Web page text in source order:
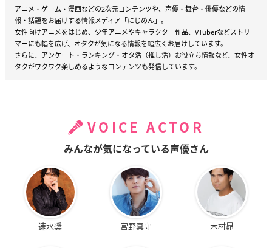
アニメ・ゲーム・漫画などの2次元コンテンツや、声優・舞台・俳優などの情
報・話題をお届けする情報メディア「にじめん」。
女性向けアニメをはじめ、少年アニメやキャラクター作品、VTuberなどストリー
マーにも幅を広げ、オタクが気になる情報を幅広くお届けしています。
さらに、アンケート・ランキング・オタ活（推し活）お役立ち情報など、女性オ
タクがワクワク楽しめるようなコンテンツも発信しています。
VOICE ACTOR
みんなが気になっている声優さん
速水奨 宮野真守 木村昴